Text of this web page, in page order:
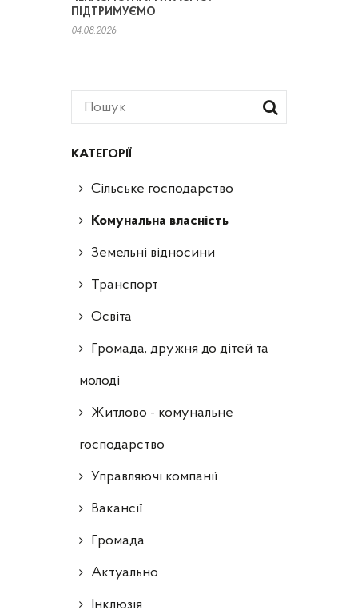
КАТЕГОРІЇ
Сільське господарство
Комунальна власність
Земельні відносини
Транспорт
Освіта
Громада, дружня до дітей та
молоді
Житлово - комунальне
господарство
Управляючі компанії
Ваканcії
Громада
Актуально
Інклюзія
ПІДТРИМУЄМО
04.08.2026